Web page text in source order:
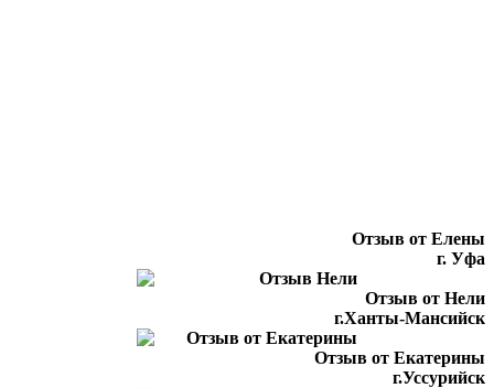
Отзыв от Елены
г. Уфа
Отзыв от Нели
г.Ханты-Мансийск
Отзыв от Екатерины
г.Уссурийск